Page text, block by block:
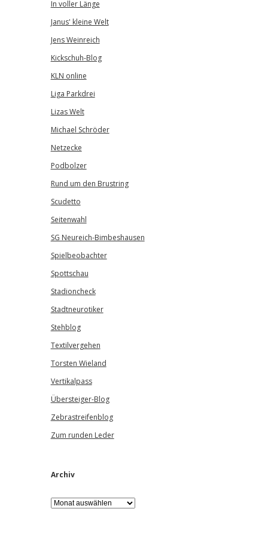
In voller Länge
Janus' kleine Welt
Jens Weinreich
Kickschuh-Blog
KLN online
Liga Parkdrei
Lizas Welt
Michael Schröder
Netzecke
Podbolzer
Rund um den Brustring
Scudetto
Seitenwahl
SG Neureich-Bimbeshausen
Spielbeobachter
Spottschau
Stadioncheck
Stadtneurotiker
Stehblog
Textilvergehen
Torsten Wieland
Vertikalpass
Übersteiger-Blog
Zebrastreifenblog
Zum runden Leder
Archiv
A
r